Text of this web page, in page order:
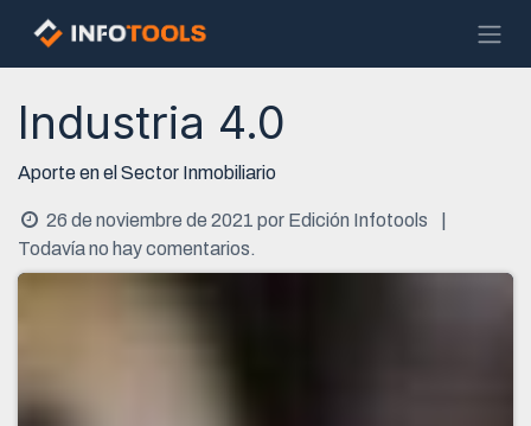
Ir al contenido
Industria 4.0
Aporte en el Sector Inmobiliario
26 de noviembre de 2021 por Edición Infotools
Todavía no hay comentarios.